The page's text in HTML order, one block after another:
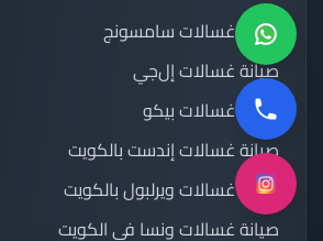
صيانة غسالات سامسونج
صيانة غسالات إل‌جي
صيانة غسالات بيكو
صيانة غسالات إندست بالكويت
صيانة غسالات ويرلبول بالكويت
صيانة غسالات ونسا في الكويت